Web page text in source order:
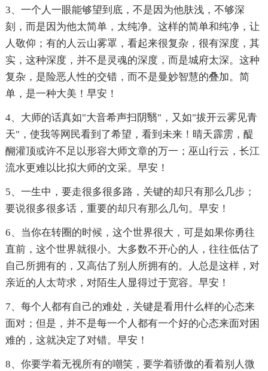
3、一个人一眼能够望到底，不是因为他肤浅，不够深
刻，而是因为他太简单，太纯净。这样的简单和纯净，让
人敬仰；有的人云山雾罩，看起来很复杂，很有深度，其
实，这种深度，并不是灵魂的深度，而是城府太深。这种
复杂，是险恶人性的交错，而不是曼妙智慧的叠加。简
单，是一种大美！早安！
4、大师的话真如"大音希声扫阴翳"，又如"拔开云雾见青
天"，使我等网民看到了希望，看到未来！晴天霹雳，醍
醐灌顶或许不足以形容大师文章的万一；巫山行云，长江
流水更难以比拟大师的文采。早安！
5、一生中，要走很多很多路，关键的却只有那么几步；
要说很多很多话，重要的却只有那么几句。早安！
6、当你在转圈的时候，这个世界很大，可是如果你勇往
直前，这个世界就很小。大多数不开心的人，往往低估了
自己所拥有的，又高估了别人所拥有的。人总是这样，对
亲近的人太苛求，对陌生人显得过于宽容。早安！
7、每个人都有自己的难处，关键是看用什么样的心态来
面对；但是，并不是每一个人都有一个好的心态来面对困
难的，这就决定了对错。早安！
8、你要学着无视所有的嘲笑，要学着骄傲的看着别人微